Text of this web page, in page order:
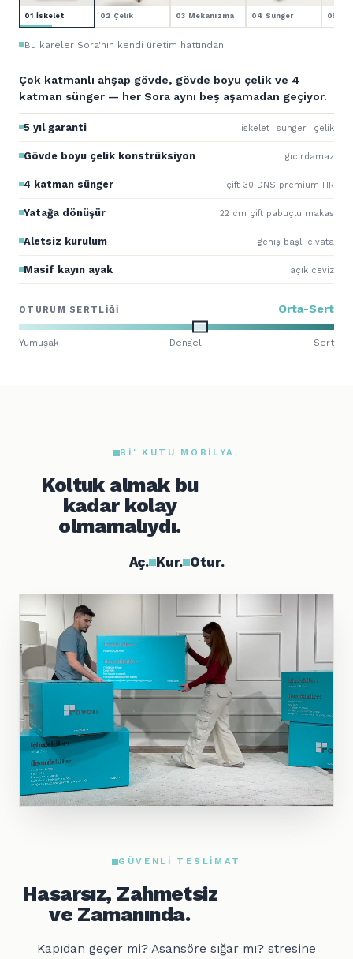
Çok katmanlı ahşap gövde, gövde boyu çelik ve 4
katman sünger — her Sora aynı beş aşamadan geçiyor.
5 yıl garanti iskelet · sünger · çelik
Gövde boyu çelik konstrüksiyon gıcırdamaz
4 katman sünger çift 30 DNS premium HR
Yatağa dönüşür 22 cm çift pabuçlu makas
Aletsiz kurulum geniş başlı civata
Masif kayın ayak açık ceviz
OTURUM SERTLIĞI Orta-Sert
Yumuşak Dengeli Sert
01 İskelet 02 Çelik 03 Mekanizma 04 Sünger 05 Kol
Bu kareler Sora'nın kendi üretim hattından.
BI' KUTU MOBILYA.
Koltuk almak bu
kadar kolay
olmamalıydı.
Aç. Kur. Otur.
GÜVENLI TESLIMAT
Hasarsız, Zahmetsiz
ve Zamanında.
Kapıdan geçer mi? Asansöre sığar mı? stresine